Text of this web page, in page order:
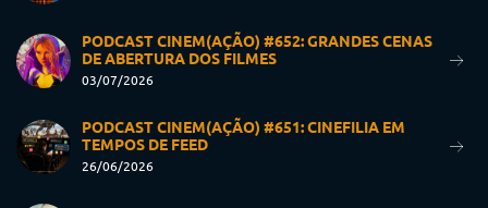
PODCAST CINEM(AÇÃO) #652: GRANDES CENAS
DE ABERTURA DOS FILMES
03/07/2026
PODCAST CINEM(AÇÃO) #651: CINEFILIA EM
TEMPOS DE FEED
26/06/2026